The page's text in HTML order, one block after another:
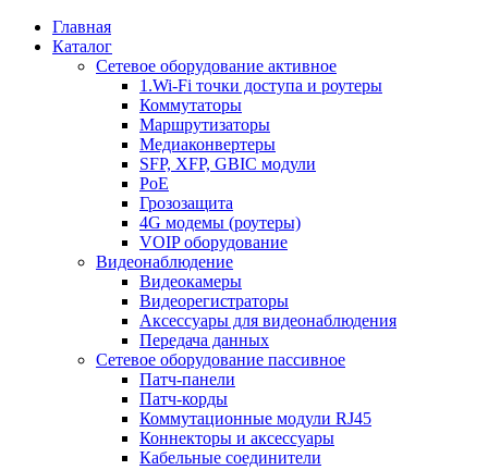
Главная
Каталог
Сетевое оборудование активное
1.Wi-Fi точки доступа и роутеры
Коммутаторы
Маршрутизаторы
Медиаконвертеры
SFP, XFP, GBIC модули
PoE
Грозозащита
4G модемы (роутеры)
VOIP оборудование
Видеонаблюдение
Видеокамеры
Видеорегистраторы
Аксессуары для видеонаблюдения
Передача данных
Сетевое оборудование пассивное
Патч-панели
Патч-корды
Коммутационные модули RJ45
Коннекторы и аксессуары
Кабельные соединители